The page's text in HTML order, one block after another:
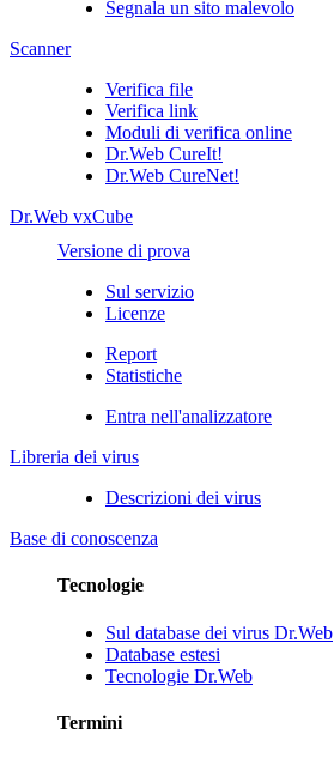
Segnala un sito malevolo
Scanner
Verifica file
Verifica link
Moduli di verifica online
Dr.Web CureIt!
Dr.Web CureNet!
Dr.Web vxCube
Versione di prova
Sul servizio
Licenze
Report
Statistiche
Entra nell'analizzatore
Libreria dei virus
Descrizioni dei virus
Base di conoscenza
Tecnologie
Sul database dei virus Dr.Web
Database estesi
Tecnologie Dr.Web
Termini